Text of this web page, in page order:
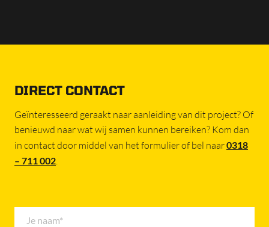
DIRECT CONTACT
Geïnteresseerd geraakt naar aanleiding van dit project? Of
benieuwd naar wat wij samen kunnen bereiken? Kom dan
in contact door middel van het formulier of bel naar0318
– 711 002.